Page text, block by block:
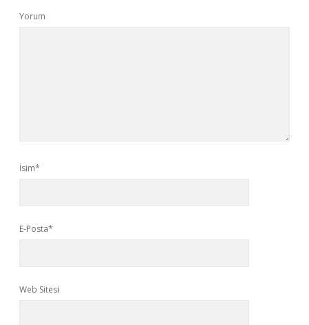
Yorum
İsim*
E-Posta*
Web Sitesi